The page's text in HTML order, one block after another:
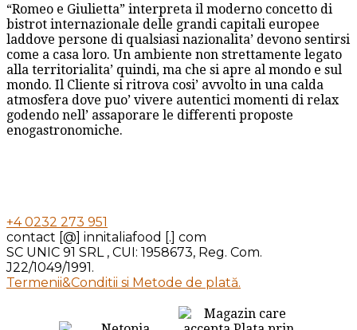
“Romeo e Giulietta” interpreta il moderno concetto di
bistrot internazionale delle grandi capitali europee
laddove persone di qualsiasi nazionalita’ devono sentirsi
come a casa loro. Un ambiente non strettamente legato
alla territorialita’ quindi, ma che si apre al mondo e sul
mondo. Il Cliente si ritrova cosi’ avvolto in una calda
atmosfera dove puo’ vivere autentici momenti di relax
godendo nell’ assaporare le differenti proposte
enogastronomiche.
+4 0232 273 951
contact [@] innitaliafood [.] com
SC UNIC 91 SRL , CUI: 1958673, Reg. Com.
J22/1049/1991.
Termenii&Conditii si Metode de plată.